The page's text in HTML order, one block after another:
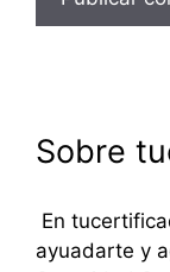
Sobre
En
ayuadarte y